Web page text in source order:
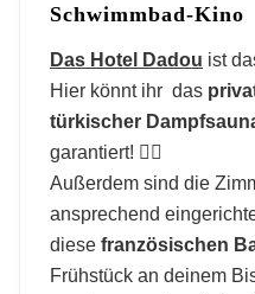
Schwimmbad-Kino
Das Hotel Dadou ist
Hier könnt ihr das
türkischer
garantiert! 💆‍♀️
Außerdem sind die
ansprechend
diese französischen
Frühstück an deinem